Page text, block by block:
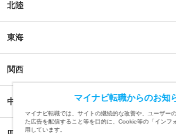
北陸
東海
関西
中国 マイナビ転職からのお知
マイナビ転職では、サイトの継続的な改善や、ユーザー
た広告を配信すること等を目的に、Cookie等の「インフ
用しています。